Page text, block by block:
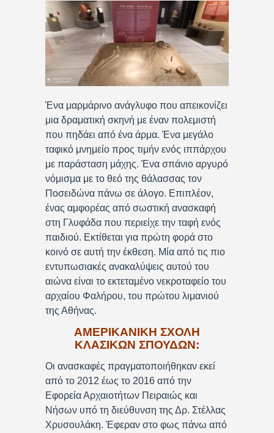
Ένα μαρμάρινο ανάγλυφο που απεικονίζει
μια δραματική σκηνή με έναν πολεμιστή
που πηδάει από ένα άρμα. Ένα μεγάλο
ταφικό μνημείο προς τιμήν ενός ιππάρχου
με παράσταση μάχης. Ένα σπάνιο αργυρό
νόμισμα με το θεό της θάλασσας τον
Ποσειδώνα πάνω σε άλογο. Επιπλέον,
ένας αμφορέας από σωστική ανασκαφή
στη Γλυφάδα που περιείχε την ταφή ενός
παιδιού. Εκτίθεται για πρώτη φορά στο
κοινό σε αυτή την έκθεση. Μία από τις πιο
εντυπωσιακές ανακαλύψεις αυτού του
αιώνα είναι το εκτεταμένο νεκροταφείο του
αρχαίου Φαλήρου, του πρώτου λιμανιού
της Αθήνας.
ΑΜΕΡΙΚΑΝΙΚΗ ΣΧΟΛΗ
ΚΛΑΣΙΚΩΝ ΣΠΟΥΔΩΝ:
Οι ανασκαφές πραγματοποιήθηκαν εκεί
από το 2012 έως το 2016 από την
Εφορεία Αρχαιοτήτων Πειραιώς και
Νήσων υπό τη διεύθυνση της Δρ. Στέλλας
Χρυσουλάκη. Έφεραν στο φως πάνω από